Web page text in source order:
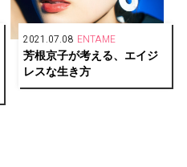
2021.07.08 ENTAME
芳根京子が考える、エイジ
レスな生き方